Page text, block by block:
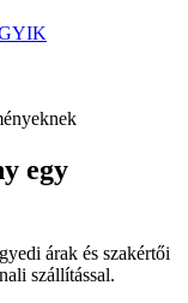
egy
árak és szakértői
szállítással.